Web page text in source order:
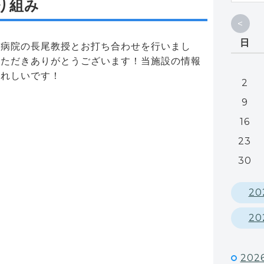
組み
院の長尾教授とお打ち合わせを行いまし
だきありがとうございます！当施設の情報
しいです！
<
日
2
9
16
23
30